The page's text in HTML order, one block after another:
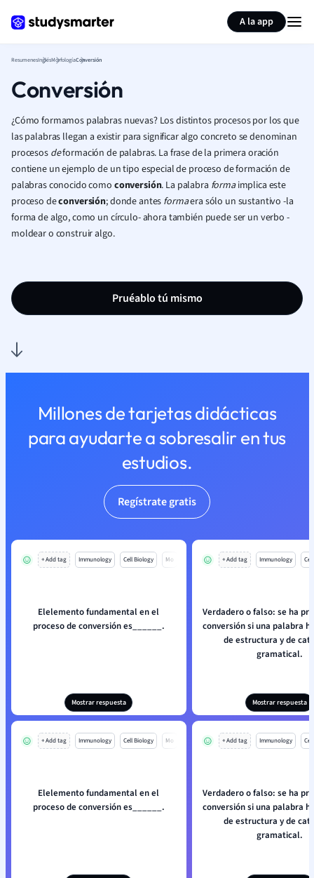
A la app
ResumenesInglésMorfologíaConversión
Conversión
¿Cómo formamos palabras nuevas? Los distintos procesos por los que
las palabras llegan a existir para significar algo concreto se denominan
procesos deformación de palabras. La frase de la primera oración
contiene un ejemplo de un tipo especial de proceso de formación de
palabras conocido como conversión. La palabra formaimplica este
proceso deconversión; donde antes formaera sólo un sustantivo -la
forma de algo, como un círculo- ahora también puede ser un verbo -
moldear o construir algo.
Pruéablo tú mismo
Millones de tarjetas didácticas
para ayudarte a sobresalir en tus
estudios.
Regístrate gratis
+ Add tag Immunology Cell Biology Mo
Elelemento fundamental en el
proceso de conversión es______.
Mostrar respuesta
+ Add tag Immunology
Verdadero o falso: se ha
conversión si una palabra
de estructura y de
gramatical.
Mostrar respuesta
+ Add tag Immunology Cell Biology Mo
Elelemento fundamental en el
proceso de conversión es______.
+ Add tag Immunology
Verdadero o falso: se ha
conversión si una palabra
de estructura y de
gramatical.
Resumir página